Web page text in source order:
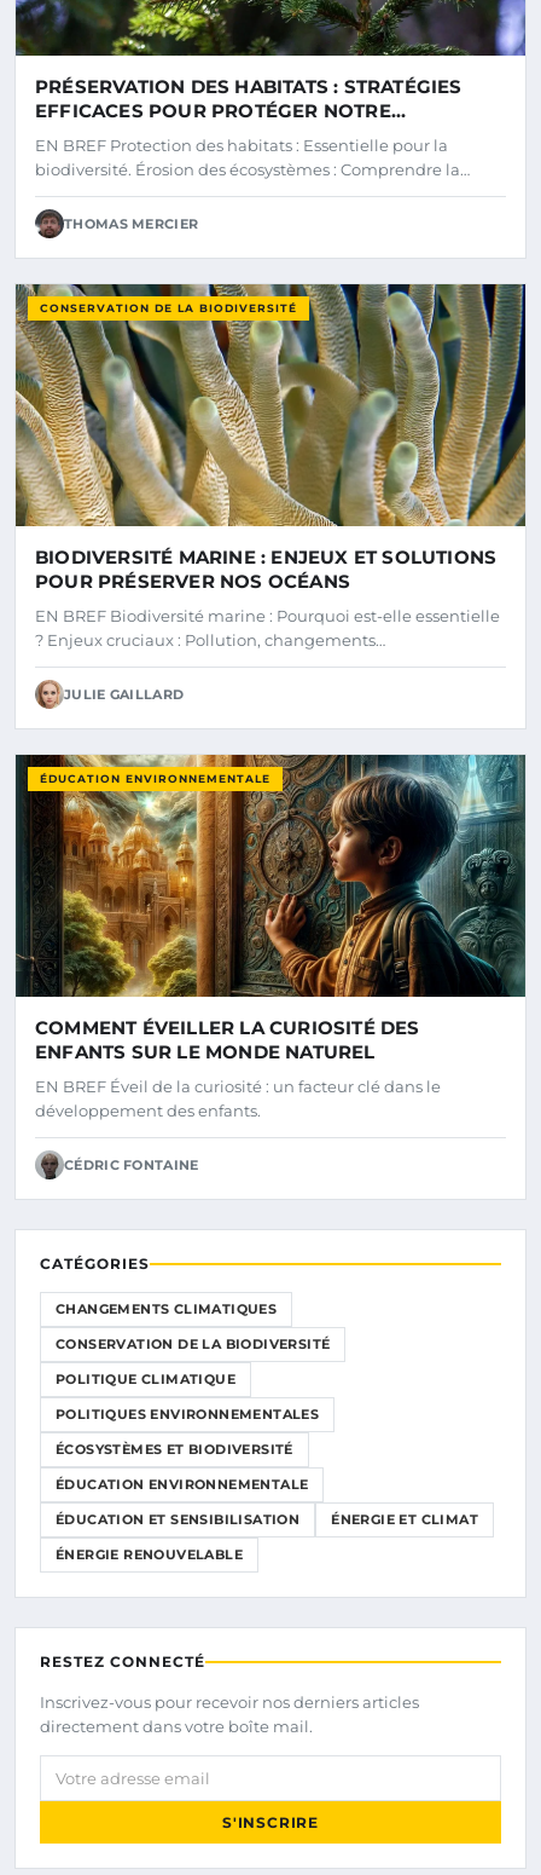
PRÉSERVATION DES HABITATS : STRATÉGIES
EFFICACES POUR PROTÉGER NOTRE
BIODIVERSITÉ
EN BREF Protection des habitats : Essentielle pour la
biodiversité. Érosion des écosystèmes : Comprendre la…
THOMAS MERCIER
CONSERVATION DE LA BIODIVERSITÉ
BIODIVERSITÉ MARINE : ENJEUX ET SOLUTIONS
POUR PRÉSERVER NOS OCÉANS
EN BREF Biodiversité marine : Pourquoi est-elle essentielle
? Enjeux cruciaux : Pollution, changements…
JULIE GAILLARD
ÉDUCATION ENVIRONNEMENTALE
COMMENT ÉVEILLER LA CURIOSITÉ DES
ENFANTS SUR LE MONDE NATUREL
EN BREF Éveil de la curiosité : un facteur clé dans le
développement des enfants.
CÉDRIC FONTAINE
CATÉGORIES
CHANGEMENTS CLIMATIQUES
CONSERVATION DE LA BIODIVERSITÉ
POLITIQUE CLIMATIQUE
POLITIQUES ENVIRONNEMENTALES
ÉCOSYSTÈMES ET BIODIVERSITÉ
ÉDUCATION ENVIRONNEMENTALE
ÉDUCATION ET SENSIBILISATION ÉNERGIE ET CLIMAT
ÉNERGIE RENOUVELABLE
RESTEZ CONNECTÉ
Inscrivez-vous pour recevoir nos derniers articles
directement dans votre boîte mail.
Votre adresse email
S'INSCRIRE